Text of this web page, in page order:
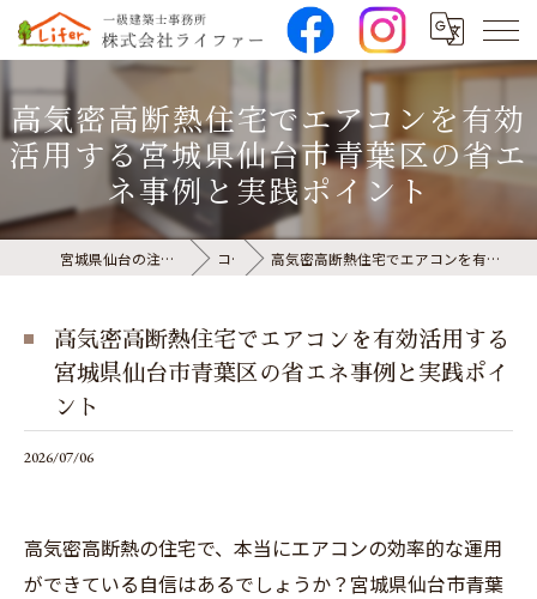
高気密高断熱住宅でエアコンを有効
活用する宮城県仙台市青葉区の省エ
ネ事例と実践ポイント
宮城県仙台の注文住宅なら株式会社ライファー コラム 高気密高断熱住宅でエアコンを有効活用する宮城県仙台市青葉区の省エネ事例と実践ポイント
高気密高断熱住宅でエアコンを有効活用する
宮城県仙台市青葉区の省エネ事例と実践ポイ
ント
2026/07/06
高気密高断熱の住宅で、本当にエアコンの効率的な運用
ができている自信はあるでしょうか？宮城県仙台市青葉